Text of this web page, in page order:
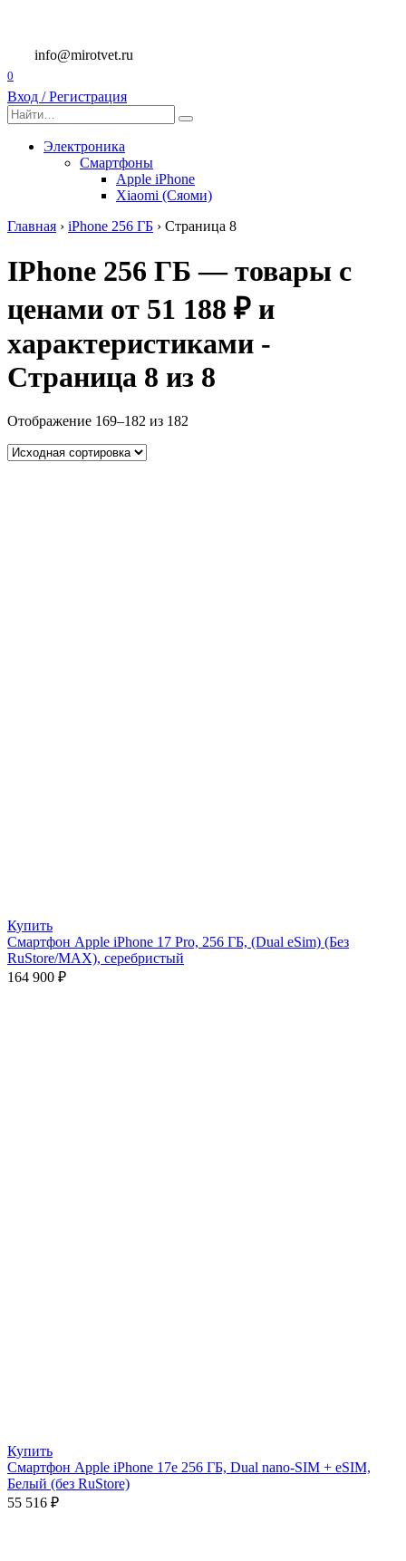
содержанию
info@mirotvet.ru
0
Вход / Регистрация
Search
for:
Электроника
Смартфоны
Apple iPhone
Xiaomi (Сяоми)
Главная › iPhone 256 ГБ › Страница 8
IPhone 256 ГБ — товары с
ценами от 51 188 ₽ и
характеристиками -
Страница 8 из 8
Отображение 169–182 из 182
Купить
Смартфон Apple iPhone 17 Pro, 256 ГБ, (Dual eSim) (Без
RuStore/MAX), серебристый
164 900 ₽
Купить
Смартфон Apple iPhone 17e 256 ГБ, Dual nano-SIM + eSIM,
Белый (без RuStore)
55 516 ₽